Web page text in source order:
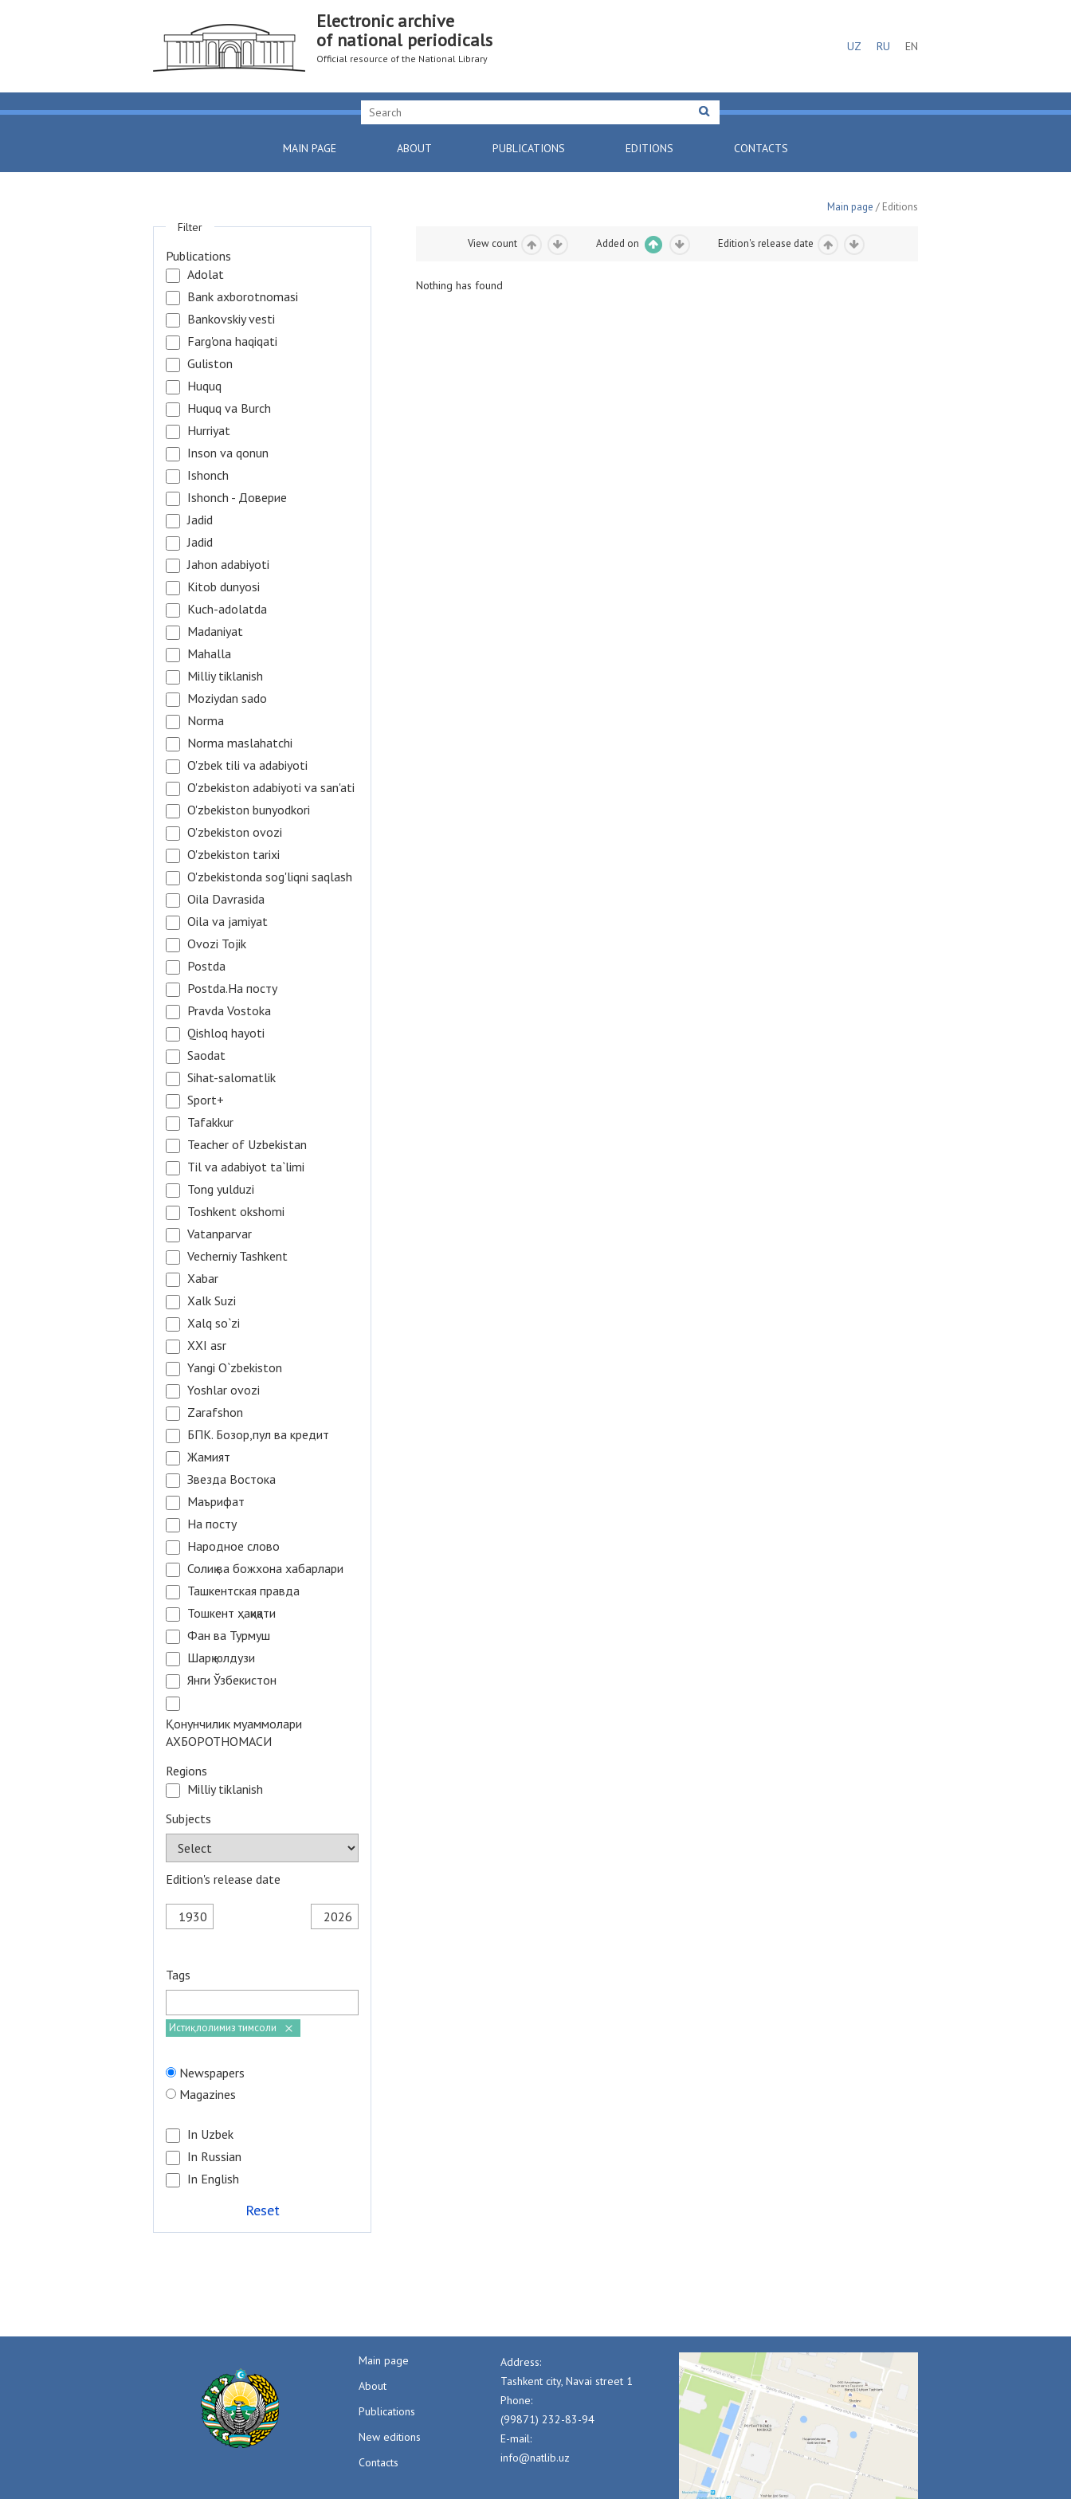
Electronic archive
of national periodicals
Official resource of the National Library
UZ RU EN
MAIN PAGE ABOUT PUBLICATIONS EDITIONS CONTACTS
Main page / Editions
View count Added on Edition's release date
Nothing has found
Filter
Publications
Adolat
Bank axborotnomasi
Bankovskiy vesti
Farg'ona haqiqati
Guliston
Huquq
Huquq va Burch
Hurriyat
Inson va qonun
Ishonch
Ishonch - Доверие
Jadid
Jadid
Jahon adabiyoti
Kitob dunyosi
Kuch-adolatda
Madaniyat
Mahalla
Milliy tiklanish
Moziydan sado
Norma
Norma maslahatchi
O'zbek tili va adabiyoti
O'zbekiston adabiyoti va san'ati
O'zbekiston bunyodkori
O'zbekiston ovozi
O'zbekiston tarixi
O'zbekistonda sog'liqni saqlash
Oila Davrasida
Oila va jamiyat
Ovozi Tojik
Postda
Postda.На посту
Pravda Vostoka
Qishloq hayoti
Saodat
Sihat-salomatlik
Sport+
Tafakkur
Teacher of Uzbekistan
Til va adabiyot ta`limi
Tong yulduzi
Toshkent okshomi
Vatanparvar
Vecherniy Tashkent
Xabar
Xalk Suzi
Xalq so`zi
XXI asr
Yangi O`zbekiston
Yoshlar ovozi
Zarafshon
БПК. Бозор,пул ва кредит
Жамият
Звезда Востока
Маърифат
На посту
Народное слово
Солиқ ва божхона хабарлари
Ташкентская правда
Тошкент ҳақиқати
Фан ва Турмуш
Шарқ юлдузи
Янги Ўзбекистон
Қонунчилик муаммолари
АХБОРОТНОМАСИ
Regions
Milliy tiklanish
Subjects
Edition's release date
Tags
Истиқлолимиз тимсоли
Newspapers
Magazines
In Uzbek
In Russian
In English
Reset
Main page
About
Publications
New editions
Contacts
Address:
Tashkent city, Navai street 1
Phone:
(99871) 232-83-94
E-mail:
info@natlib.uz